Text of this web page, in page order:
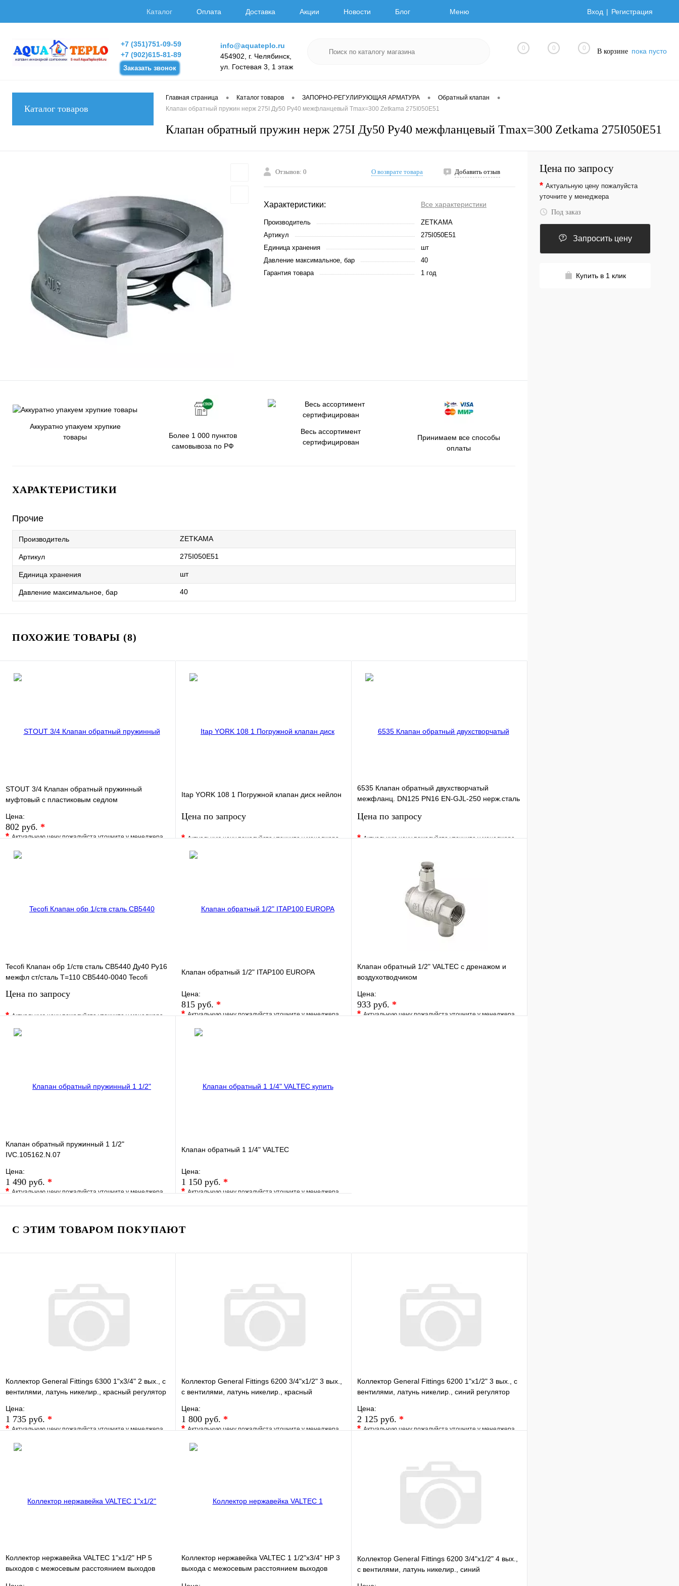
Каталог Оплата Доставка Акции Новости Блог Меню Вход Регистрация
+7 (351)751-09-59
+7 (902)615-81-89
Заказать звонок
info@aquateplo.ru
454902, г. Челябинск,
ул. Гостевая 3, 1 этаж
0 0 0 В корзине пока пусто
Каталог товаров
Главная страница • Каталог товаров • ЗАПОРНО-РЕГУЛИРУЮЩАЯ АРМАТУРА • Обратный клапан •
Клапан обратный пружин нерж 275I Ду50 Ру40 межфланцевый Tmax=300 Zetkama 275I050E51
Клапан обратный пружин нерж 275I Ду50 Ру40 межфланцевый Tmax=300 Zetkama 275I050E51
Отзывов: 0 О возврате товара Добавить отзыв
Характеристики: Все характеристики
Производитель
ZETKAMA
Артикул
275I050E51
Единица хранения
шт
Давление максимальное, бар
40
Гарантия товара
1 год
Аккуратно упакуем хрупкие
товары
Более 1 000 пунктов
самовывоза по РФ
Весь ассортимент
сертифицирован
Принимаем все способы
оплаты
ХАРАКТЕРИСТИКИ
Прочие
Производитель ZETKAMA
Артикул 275I050E51
Единица хранения шт
Давление максимальное, бар 40
ПОХОЖИЕ ТОВАРЫ (8)
STOUT 3/4 Клапан обратный пружинный
муфтовый с пластиковым седлом
Цена:
802 руб. *
*Актуальную цену пожалуйста уточните у менеджера
В избранное
Itap YORK 108 1 Погружной клапан диск нейлон
Цена по запросу
*Актуальную цену пожалуйста уточните у менеджера
В избранное
6535 Клапан обратный двухстворчатый
межфланц. DN125 PN16 EN-GJL-250 нерж.сталь
Цена по запросу
*Актуальную цену пожалуйста уточните у менеджера
Запросить цену
Tecofi Клапан обр 1/ств сталь CB5440 Ду40 Ру16
межфл ст/сталь T=110 CB5440-0040 Tecofi
Цена по запросу
*Актуальную цену пожалуйста уточните у менеджера
В избранное
Клапан обратный 1/2" ITAP100 EUROPA
Цена:
815 руб. *
*Актуальную цену пожалуйста уточните у менеджера
В избранное
Клапан обратный 1/2" VALTEC c дренажом и
воздухотводчиком
Цена:
933 руб. *
*Актуальную цену пожалуйста уточните у менеджера
Клапан обратный пружинный 1 1/2"
IVC.105162.N.07
Цена:
1 490 руб. *
*Актуальную цену пожалуйста уточните у менеджера
В избранное Сравнение
В корзину
Клапан обратный 1 1/4" VALTEC
Цена:
1 150 руб. *
*Актуальную цену пожалуйста уточните у менеджера
В избранное Сравнение
В корзину
С ЭТИМ ТОВАРОМ ПОКУПАЮТ
Коллектор General Fittings 6300 1"х3/4" 2 вых., c
вентилями, латунь никелир., красный регулятор
Цена:
1 735 руб. *
*Актуальную цену пожалуйста уточните у менеджера
В избранное
Коллектор General Fittings 6200 3/4"х1/2" 3 вых.,
c вентилями, латунь никелир., красный
Цена:
1 800 руб. *
*Актуальную цену пожалуйста уточните у менеджера
В избранное
Коллектор General Fittings 6200 1"х1/2" 3 вых., c
вентилями, латунь никелир., синий регулятор
Цена:
2 125 руб. *
*Актуальную цену пожалуйста уточните у менеджера
В корзину
Коллектор нержавейка VALTEC 1"х1/2" НР 5
выходов с межосевым расстоянием выходов
Коллектор нержавейка VALTEC 1 1/2"х3/4" НР 3
выхода с межосевым расстоянием выходов
Коллектор General Fittings 6200 3/4"х1/2" 4 вых.,
c вентилями, латунь никелир., синий
Цена по запросу
* Актуальную цену пожалуйста
уточните у менеджера
Под заказ
Запросить цену
Купить в 1 клик